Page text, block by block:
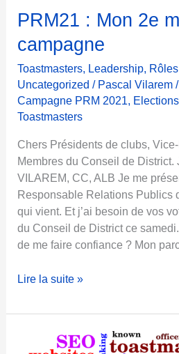
PRM21 : Mon 2e
campagne
Toastmasters, Leadership,
Uncategorized / Pascal Vilarem
Campagne PRM 2021, Elections
Toastmasters
Chers Présidents de clubs,
Membres du Conseil de District.
VILAREM, CC, ALB Je me
Responsable Relations Publics
qui vient. Et j’ai besoin de vos
du Conseil de District ce
de me faire confiance ? Mon
P
M
Lire la suite »